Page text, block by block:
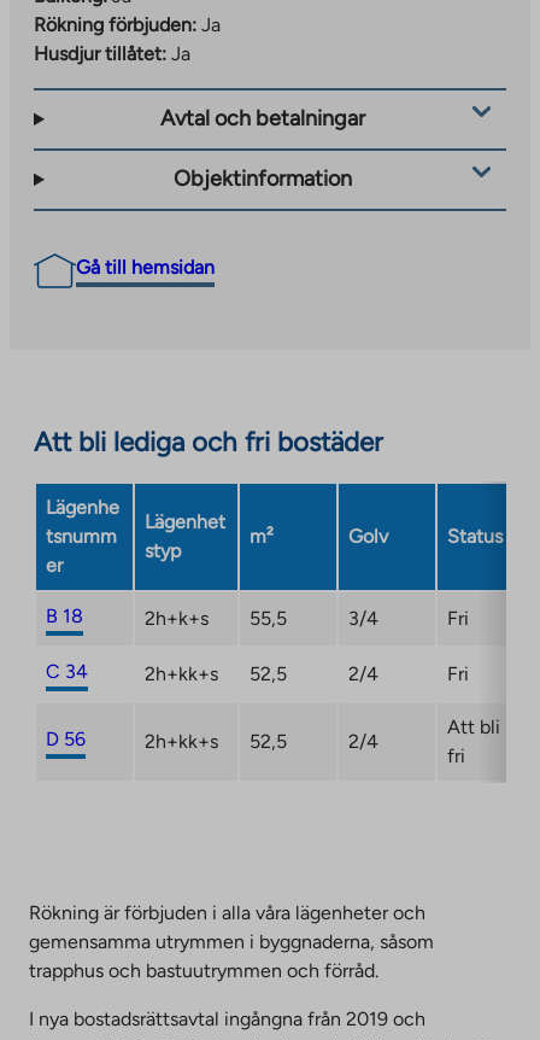
Rökning förbjuden: Ja
Husdjur tillåtet: Ja
Avtal och betalningar
Objektinformation
Gå till hemsidan
Att bli lediga och fri bostäder
Lägenhe
tsnumm
er
Lägenhet
styp
m² Golv Status
B 18 2h+k+s 55,5 3/4 Fri
C 34 2h+kk+s 52,5 2/4 Fri
D 56 2h+kk+s 52,5 2/4
Att bli
fri
Rökning är förbjuden i alla våra lägenheter och
gemensamma utrymmen i byggnaderna, såsom
trapphus och bastuutrymmen och förråd.
I nya bostadsrättsavtal ingångna från 2019 och